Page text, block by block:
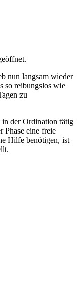
nun langsam wieder
so reibungslos wie
zu
in der Ordination tätig
Phase eine freie
Hilfe benötigen, ist